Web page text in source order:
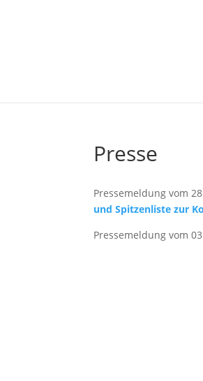
Presse
Pressemeldung vom
und Spitzenliste zur
Pressemeldung vom